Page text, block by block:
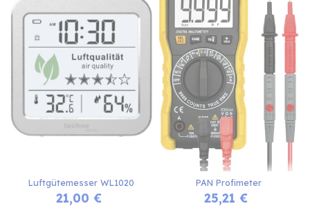
Luftgütemesser WL1020
21,00 €
PAN Profimeter
25,21 €